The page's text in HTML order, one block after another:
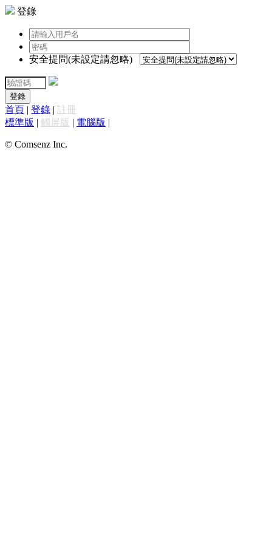
登錄
安全提問(未設定請忽略)
登錄
首頁 | 登錄 | 註冊
標準版 | 觸屏版 | 電腦版 |
© Comsenz Inc.